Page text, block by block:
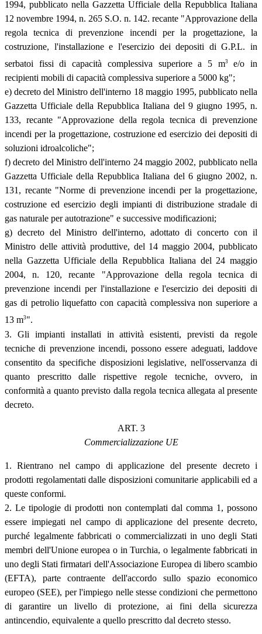
1994, pubblicato nella Gazzetta Ufficiale della Repubblica Italiana
12 novembre 1994, n. 265 S.O. n. 142. recante "Approvazione della
regola tecnica di prevenzione incendi per la progettazione, la
costruzione, l'installazione e l'esercizio dei depositi di G.P.L. in
serbatoi fissi di capacità complessiva superiore a 5 m3
e/o in
recipienti mobili di capacità complessiva superiore a 5000 kg";
e) decreto del Ministro dell'interno 18 maggio 1995, pubblicato nella
Gazzetta Ufficiale della Repubblica Italiana del 9 giugno 1995, n.
133, recante "Approvazione della regola tecnica di prevenzione
incendi per la progettazione, costruzione ed esercizio dei depositi di
soluzioni idroalcoliche";
f) decreto del Ministro dell'interno 24 maggio 2002, pubblicato nella
Gazzetta Ufficiale della Repubblica Italiana del 6 giugno 2002, n.
131, recante "Norme di prevenzione incendi per la progettazione,
costruzione ed esercizio degli impianti di distribuzione stradale di
gas naturale per autotrazione" e successive modificazioni;
g) decreto del Ministro dell'interno, adottato di concerto con il
Ministro delle attività produttive, del 14 maggio 2004, pubblicato
nella Gazzetta Ufficiale della Repubblica Italiana del 24 maggio
2004, n. 120, recante "Approvazione della regola tecnica di
prevenzione incendi per l'installazione e l'esercizio dei depositi di
gas di petrolio liquefatto con capacità complessiva non superiore a
13 m3 ".
3. Gli impianti installati in attività esistenti, previsti da regole
tecniche di prevenzione incendi, possono essere adeguati, laddove
consentito da specifiche disposizioni legislative, nell'osservanza di
quanto prescritto dalle rispettive regole tecniche, ovvero, in
conformità a quanto previsto dalla regola tecnica allegata al presente
decreto.
ART. 3
Commercializzazione UE
1. Rientrano nel campo di applicazione del presente decreto i
prodotti regolamentati dalle disposizioni comunitarie applicabili ed a
queste conformi.
2. Le tipologie di prodotti non contemplati dal comma 1, possono
essere impiegati nel campo di applicazione del presente decreto,
purché legalmente fabbricati o commercializzati in uno degli Stati
membri dell'Unione europea o in Turchia, o legalmente fabbricati in
uno degli Stati firmatari dell'Associazione Europea di libero scambio
(EFTA), parte contraente dell'accordo sullo spazio economico
europeo (SEE), per l'impiego nelle stesse condizioni che permettono
di garantire un livello di protezione, ai fini della sicurezza
antincendio, equivalente a quello prescritto dal decreto stesso.